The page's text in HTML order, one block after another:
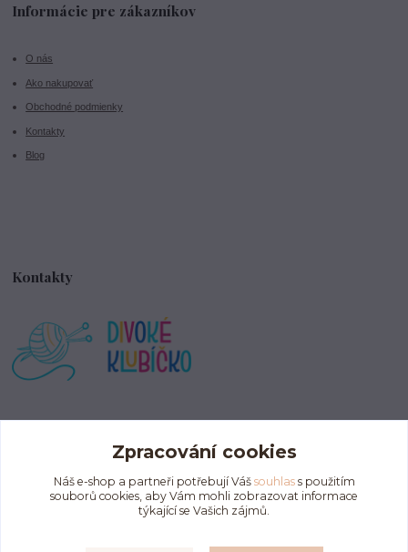
Informácie pre zákazníkov
O nás
Ako nakupovať
Obchodné podmienky
Kontakty
Blog
Kontakty
Zpracování cookies
Náš e-shop a partneři potřebují Váš souhlass použitím
souborů cookies, aby Vám mohli zobrazovat informace
týkající se Vašich zájmů.